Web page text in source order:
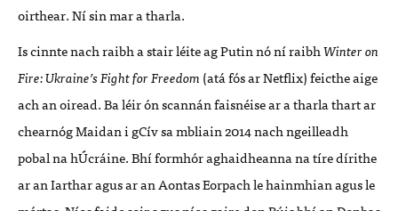
oirthear. Ní sin mar a tharla.
Is cinnte nach raibh a stair léite ag Putin nó ní raibhWinter on
Fire: Ukraine’s Fight for Freedom (atá fós ar Netflix) feicthe aige
ach an oiread. Ba léir ón scannán faisnéise ar a tharla thart ar
chearnóg Maidan i gCív sa mbliain 2014 nach ngeilleadh
pobal na hÚcráine. Bhí formhór aghaidheanna na tíre dírithe
ar an Iarthar agus ar an Aontas Eorpach le hainmhian agus le